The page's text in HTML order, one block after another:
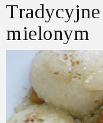
mielonym